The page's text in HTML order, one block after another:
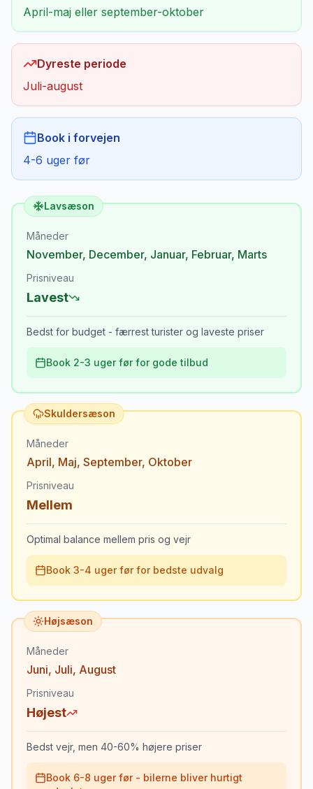
April-maj eller september-oktober
Dyreste periode
Juli-august
Book i forvejen
4-6 uger før
Lavsæson
Måneder
November, December, Januar, Februar, Marts
Prisniveau
Lavest
Bedst for budget - færrest turister og laveste priser
Book 2-3 uger før for gode tilbud
Skuldersæson
Måneder
April, Maj, September, Oktober
Prisniveau
Mellem
Optimal balance mellem pris og vejr
Book 3-4 uger før for bedste udvalg
Højsæson
Måneder
Juni, Juli, August
Prisniveau
Højest
Bedst vejr, men 40-60% højere priser
Book 6-8 uger før - bilerne bliver hurtigt